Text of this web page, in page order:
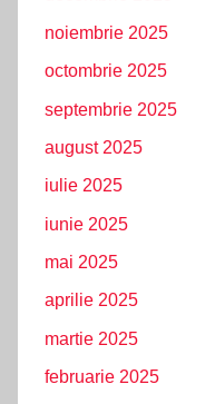
noiembrie 2025
octombrie 2025
septembrie 2025
august 2025
iulie 2025
iunie 2025
mai 2025
aprilie 2025
martie 2025
februarie 2025